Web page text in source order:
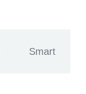
Smart